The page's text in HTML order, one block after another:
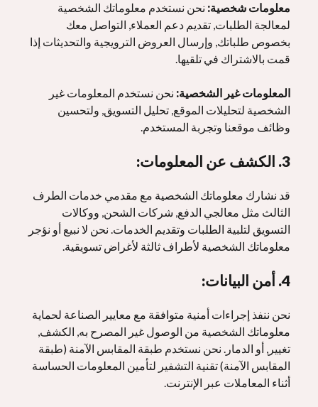
معلومات شخصية: نحن نستخدم معلوماتك الشخصية
لمعالجة الطلبات, تقديم دعم العملاء, التواصل معك
بخصوص طلباتك, وإرسال العروض الترويجية والتحديثات إذا
قمت بالاشتراك في تلقيها.
المعلومات غير الشخصية: نحن نستخدم المعلومات غير
الشخصية لتحليلات الموقع, تحليل التسويق, ولتحسين
وظائف موقعنا وتجربة المستخدم.
3. الكشف عن المعلومات:
قد نشارك معلوماتك الشخصية مع مقدمي خدمات الطرف
الثالث مثل معالجي الدفع, شركات الشحن, ووكالات
التسويق لتلبية الطلبات وتقديم الخدمات. نحن لا نبيع أو نؤجر
معلوماتك الشخصية لأطراف ثالثة لأغراض تسويقية.
4. أمن البيانات:
نحن ننفذ إجراءات أمنية متوافقة مع معايير الصناعة لحماية
معلوماتك الشخصية من الوصول غير المصرح به, الكشف,
تغيير, أو الدمار. نحن نستخدم طبقة المقابس الآمنة (طبقة
المقابس الآمنة) تقنية التشفير لتأمين المعلومات الحساسة
أثناء المعاملات عبر الإنترنت.